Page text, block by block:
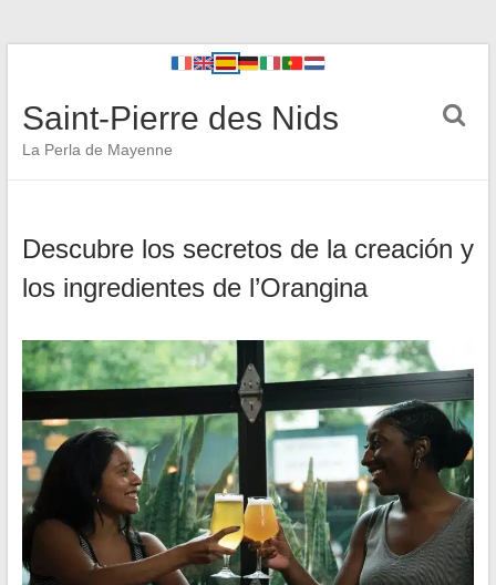
Saint-Pierre des Nids
La Perla de Mayenne
Descubre los secretos de la creación y
los ingredientes de l’Orangina